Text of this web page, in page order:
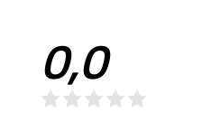
0,0